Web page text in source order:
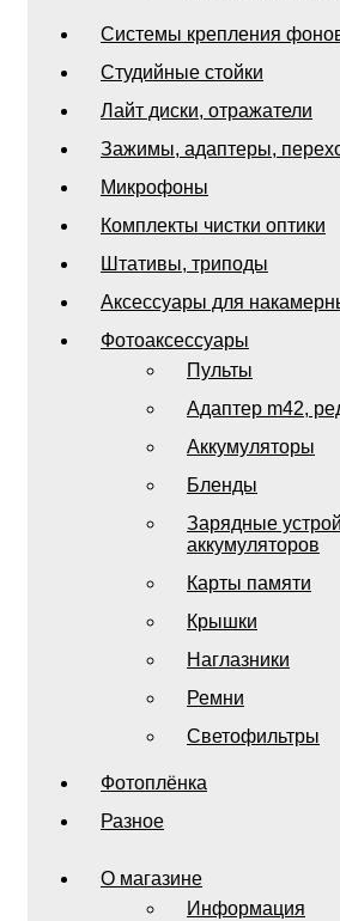
Системы крепления
Студийные стойки
Лайт диски, отражатели
Зажимы, адаптеры,
Микрофоны
Комплекты чистки оптики
Штативы, триподы
Аксессуары для
Фотоаксессуары
Пульты
Адаптер m42,
Аккумуляторы
Бленды
Зарядные
аккумуляторов
Карты памяти
Крышки
Наглазники
Ремни
Светофильтры
Фотоплёнка
Разное
О магазине
Информация